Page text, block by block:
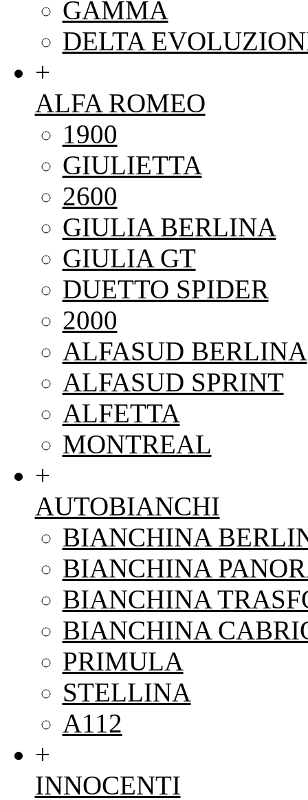
GAMMA
DELTA
+
ALFA ROMEO
1900
GIULIETTA
2600
GIULIA BERLINA
GIULIA GT
DUETTO SPIDER
2000
ALFASUD BERLINA
ALFASUD SPRINT
ALFETTA
MONTREAL
+
AUTOBIANCHI
BIANCHINA
BIANCHINA
BIANCHINA
BIANCHINA
PRIMULA
STELLINA
A112
+
INNOCENTI